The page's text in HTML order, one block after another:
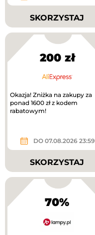
SKORZYSTAJ
200 zł
Okazja! Zniżka na zakupy za
ponad 1600 zł z kodem
rabatowym!
DO 07.08.2026 23:59
SKORZYSTAJ
70%